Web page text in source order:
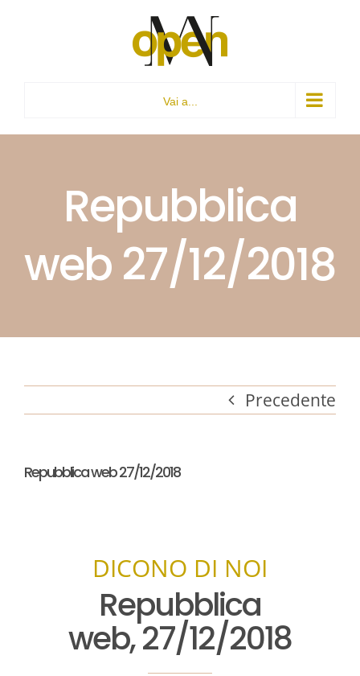
Vai a...
Repubblica
web 27/12/2018
Precedente
Repubblica web 27/12/2018
DICONO DI NOI
Repubblica
web, 27/12/2018